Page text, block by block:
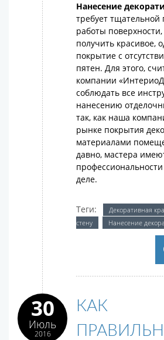
Нанесение
требует тщательной
работы
получить красивое,
покрытие с
пятен. Для этого,
компании
соблюдать все
нанесению
так, как наша
рынке покрытия
материалами
давно, мастера
деле.
Теги: Декоративная
стену
Нанесение
30
Июль
2016
КАК